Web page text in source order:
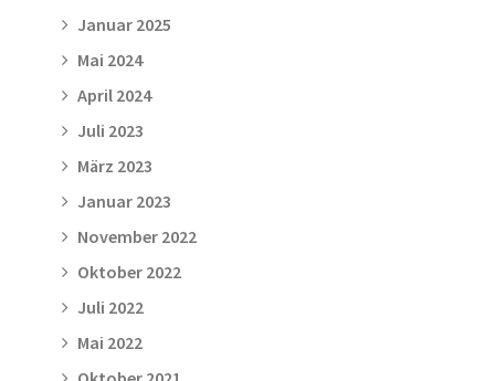
Januar 2025
Mai 2024
April 2024
Juli 2023
März 2023
Januar 2023
November 2022
Oktober 2022
Juli 2022
Mai 2022